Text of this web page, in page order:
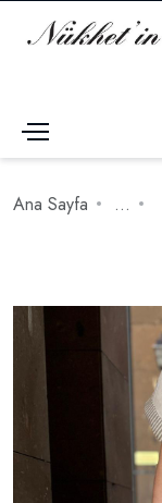
Ana Sayfa ...